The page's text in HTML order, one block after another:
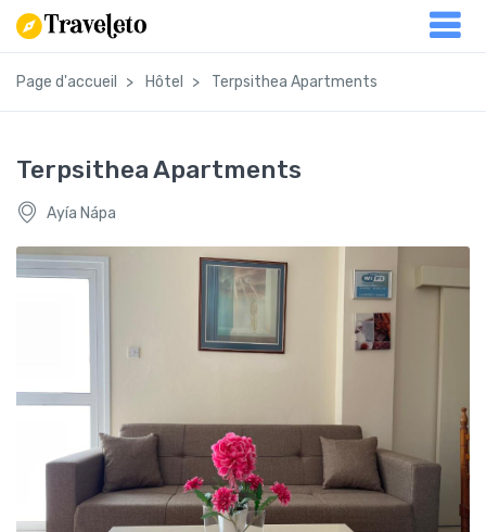
Page d'accueil Hôtel Terpsithea Apartments
Terpsithea Apartments
Ayía Nápa